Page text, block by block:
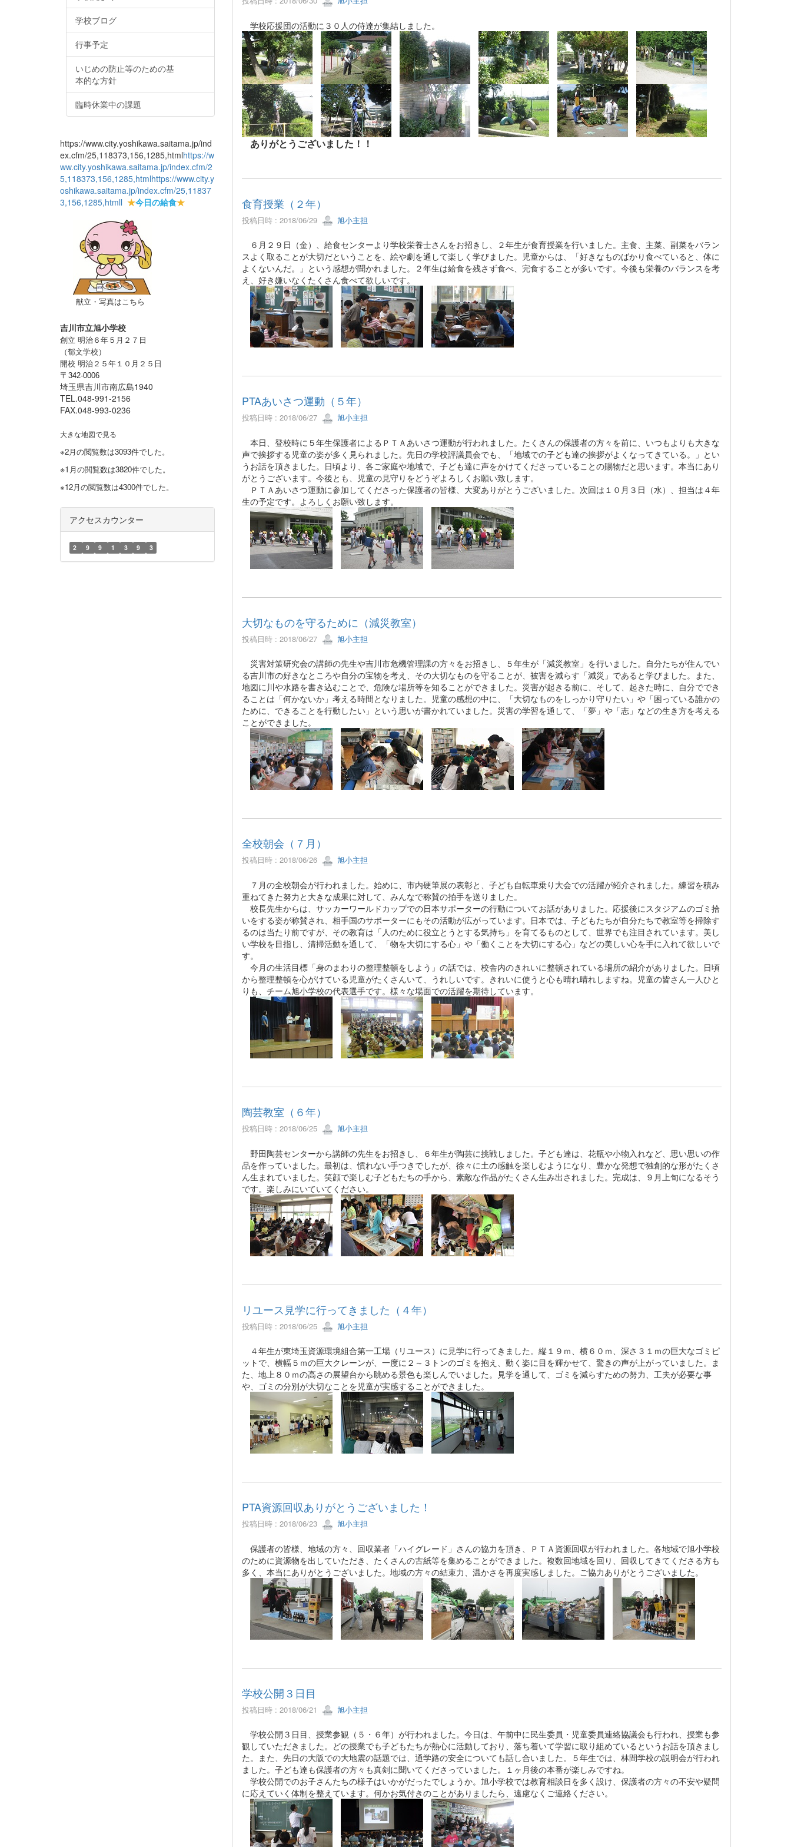
学校応援団の活動に３０人の侍達が集結しました。
ありがとうございました！！
食育授業（２年）
投稿日時 : 2018/06/29 旭小主担
６月２９日（金）、給食センターより学校栄養士さんをお招きし、２年生が食育授業を行いました。主食、主菜、副菜をバラン
スよく取ることが大切だということを、絵や劇を通して楽しく学びました。児童からは、「好きなものばかり食べていると、体に
よくないんだ。」という感想が聞かれました。２年生は給食を残さず食べ、完食することが多いです。今後も栄養のバランスを考
え、好き嫌いなくたくさん食べて欲しいです。
PTAあいさつ運動（５年）
投稿日時 : 2018/06/27 旭小主担
本日、登校時に５年生保護者によるＰＴＡあいさつ運動が行われました。たくさんの保護者の方々を前に、いつもよりも大きな
声で挨拶する児童の姿が多く見られました。先日の学校評議員会でも、「地域での子ども達の挨拶がよくなってきている。」とい
うお話を頂きました。日頃より、各ご家庭や地域で、子ども達に声をかけてくださっていることの賜物だと思います。本当にあり
がとうございます。今後とも、児童の見守りをどうぞよろしくお願い致します。
ＰＴＡあいさつ運動に参加してくださった保護者の皆様、大変ありがとうございました。次回は１０月３日（水）、担当は４年
生の予定です。よろしくお願い致します。
大切なものを守るために（減災教室）
投稿日時 : 2018/06/27 旭小主担
災害対策研究会の講師の先生や吉川市危機管理課の方々をお招きし、５年生が「減災教室」を行いました。自分たちが住んでい
る吉川市の好きなところや自分の宝物を考え、その大切なものを守ることが、被害を減らす「減災」であると学びました。また、
地図に川や水路を書き込むことで、危険な場所等を知ることができました。災害が起きる前に、そして、起きた時に、自分ででき
ることは「何かないか」考える時間となりました。児童の感想の中に、「大切なものをしっかり守りたい」や「困っている誰かの
ために、できることを行動したい」という思いが書かれていました。災害の学習を通して、「夢」や「志」などの生き方を考える
ことができました。
全校朝会（７月）
投稿日時 : 2018/06/26 旭小主担
７月の全校朝会が行われました。始めに、市内硬筆展の表彰と、子ども自転車乗り大会での活躍が紹介されました。練習を積み
重ねてきた努力と大きな成果に対して、みんなで称賛の拍手を送りました。
校長先生からは、サッカーワールドカップでの日本サポーターの行動についてお話がありました。応援後にスタジアムのゴミ拾
いをする姿が称賛され、相手国のサポーターにもその活動が広がっています。日本では、子どもたちが自分たちで教室等を掃除す
るのは当たり前ですが、その教育は「人のために役立とうとする気持ち」を育てるものとして、世界でも注目されています。美し
い学校を目指し、清掃活動を通して、「物を大切にする心」や「働くことを大切にする心」などの美しい心を手に入れて欲しいで
す。
今月の生活目標「身のまわりの整理整頓をしよう」の話では、校舎内のきれいに整頓されている場所の紹介がありました。日頃
から整理整頓を心がけている児童がたくさんいて、うれしいです。きれいに使うと心も晴れ晴れしますね。児童の皆さん一人ひと
りも、チーム旭小学校の代表選手です。様々な場面での活躍を期待しています。
陶芸教室（６年）
投稿日時 : 2018/06/25 旭小主担
野田陶芸センターから講師の先生をお招きし、６年生が陶芸に挑戦しました。子ども達は、花瓶や小物入れなど、思い思いの作
品を作っていました。最初は、慣れない手つきでしたが、徐々に土の感触を楽しむようになり、豊かな発想で独創的な形がたくさ
ん生まれていました。笑顔で楽しむ子どもたちの手から、素敵な作品がたくさん生み出されました。完成は、９月上旬になるそう
です。楽しみにいていてください。
リユース見学に行ってきました（４年）
投稿日時 : 2018/06/25 旭小主担
４年生が東埼玉資源環境組合第一工場（リユース）に見学に行ってきました。縦１９ｍ、横６０ｍ、深さ３１ｍの巨大なゴミピ
ットで、横幅５ｍの巨大クレーンが、一度に２～３トンのゴミを抱え、動く姿に目を輝かせて、驚きの声が上がっていました。ま
た、地上８０ｍの高さの展望台から眺める景色も楽しんでいました。見学を通して、ゴミを減らすための努力、工夫が必要な事
や、ゴミの分別が大切なことを児童が実感することができました。
PTA資源回収ありがとうございました！
投稿日時 : 2018/06/23 旭小主担
保護者の皆様、地域の方々、回収業者「ハイグレード」さんの協力を頂き、ＰＴＡ資源回収が行われました。各地域で旭小学校
のために資源物を出していただき、たくさんの古紙等を集めることができました。複数回地域を回り、回収してきてくださる方も
多く、本当にありがとうございました。地域の方々の結束力、温かさを再度実感しました。ご協力ありがとうございました。
学校公開３日目
投稿日時 : 2018/06/21 旭小主担
学校公開３日目、授業参観（５・６年）が行われました。今日は、午前中に民生委員・児童委員連絡協議会も行われ、授業も参
観していただきました。どの授業でも子どもたちが熱心に活動しており、落ち着いて学習に取り組めているというお話を頂きまし
た。また、先日の大阪での大地震の話題では、通学路の安全についても話し合いました。５年生では、林間学校の説明会が行われ
ました。子ども達も保護者の方々も真剣に聞いてくださっていました。１ヶ月後の本番が楽しみですね。
学校公開でのお子さんたちの様子はいかがだったでしょうか。旭小学校では教育相談日を多く設け、保護者の方々の不安や疑問
に応えていく体制を整えています。何かお気付きのことがありましたら、遠慮なくご連絡ください。
学校ブログ
行事予定
いじめの防止等のための基
本的な方針
臨時休業中の課題
https://www.city.yoshikawa.saitama.jp/ind
ex.cfm/25,118373,156,1285,htmlhttps://w
ww.city.yoshikawa.saitama.jp/index.cfm/2
5,118373,156,1285,htmlhttps://www.city.y
oshikawa.saitama.jp/index.cfm/25,11837
3,156,1285,htmll ★今日の給食★
献立・写真はこちら
吉川市立旭小学校
創立 明治６年５月２７日
（郁文学校）
開校 明治２５年１０月２５日
〒 342-0006
埼玉県吉川市南広島1940
TEL.048-991-2156
FAX.048-993-0236
大きな地図で見る
※2月の閲覧数は3093件でした。
※1 月の閲覧数は3820件でした。
※12月の閲覧数は4300件でした。
アクセスカウンター
2 9 9 1 3 9 3